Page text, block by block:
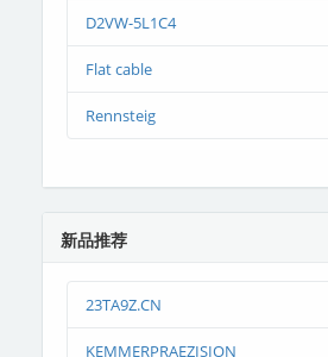
D2VW-5L1C4
Flat cable
Rennsteig
新品推荐
23TA9Z.CN
KEMMERPRAEZISION